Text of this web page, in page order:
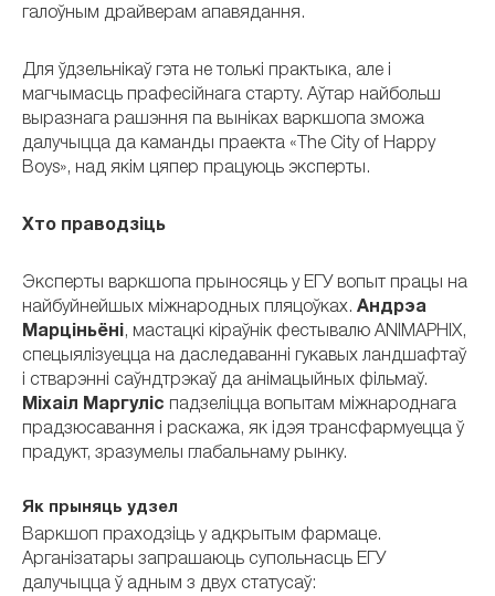
галоўным драйверам апавядання.
Для ўдзельнікаў гэта не толькі практыка, але і
магчымасць прафесійнага старту. Аўтар найбольш
выразнага рашэння па выніках варкшопа зможа
далучыцца да каманды праекта «The City of Happy
Boys», над якім цяпер працуюць эксперты.
Хто праводзіць
Эксперты варкшопа прыносяць у ЕГУ вопыт працы на
найбуйнейшых міжнародных пляцоўках. Андрэа
Марціньёні, мастацкі кіраўнік фестывалю ANIMAPHIX,
спецыялізуецца на даследаванні гукавых ландшафтаў
і стварэнні саўндтрэкаў да анімацыйных фільмаў.
Міхаіл Маргуліс падзеліцца вопытам міжнароднага
прадзюсавання і раскажа, як ідэя трансфармуецца ў
прадукт, зразумелы глабальнаму рынку.
Як прыняць удзел
Варкшоп праходзіць у адкрытым фармаце.
Арганізатары запрашаюць супольнасць ЕГУ
далучыцца ў адным з двух статусаў: